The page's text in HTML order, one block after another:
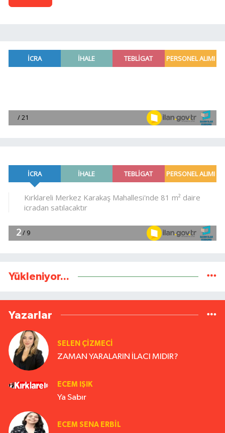
Yükleniyor...
Yazarlar
SELEN ÇİZMECİ
ZAMAN YARALARIN İLACI MIDIR?
ECEM IŞIK
Ya Sabır
ECEM SENA ERBIL